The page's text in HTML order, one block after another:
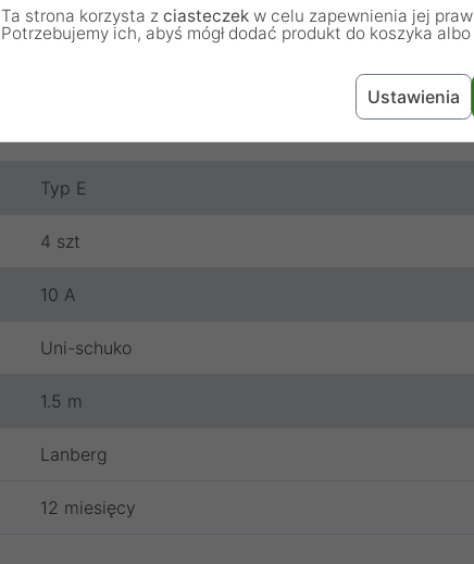
205 x 45 x 37 mm
Typ E
4 szt
10 A
Uni-schuko
1.5 m
Lanberg
12 miesięcy
Ta strona korzysta z ciasteczek w celu zapewnienia jej
Potrzebujemy ich, abyś mógł dodać produkt do koszyka
Ustawienia